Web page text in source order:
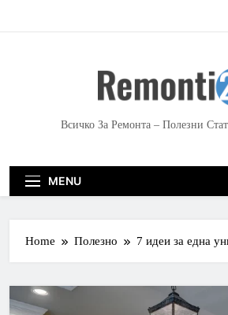
e
Всичко За Ремонта – Полезни
MENU
Home Полезно 7 идеи за една